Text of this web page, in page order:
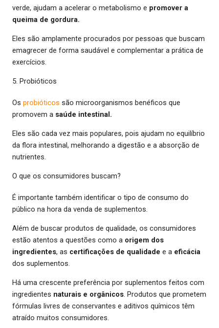
verde, ajudam a acelerar o metabolismo e promover a
queima de gordura.
Eles são amplamente procurados por pessoas que buscam
emagrecer de forma saudável e complementar a prática de
exercícios.
5. Probióticos
Os probióticos são microorganismos benéficos que
promovem a saúde intestinal.
Eles são cada vez mais populares, pois ajudam no equilíbrio
da flora intestinal, melhorando a digestão e a absorção de
nutrientes.
O que os consumidores buscam?
É importante também identificar o tipo de consumo do
público na hora da venda de suplementos.
Além de buscar produtos de qualidade, os consumidores
estão atentos a questões como a origem dos
ingredientes, as certificações de qualidade e a eficácia
dos suplementos.
Há uma crescente preferência por suplementos feitos com
ingredientes naturais e orgânicos. Produtos que prometem
fórmulas livres de conservantes e aditivos químicos têm
atraído muitos consumidores.